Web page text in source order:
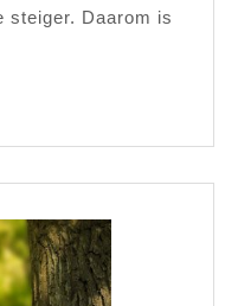
steiger. Daarom is